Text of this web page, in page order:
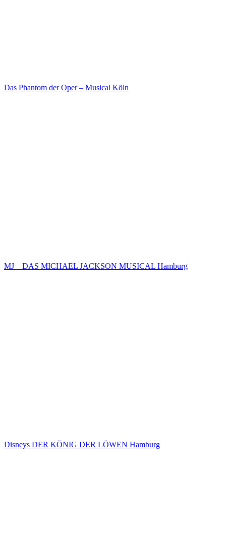
Das Phantom der Oper – Musical Köln
MJ – DAS MICHAEL JACKSON MUSICAL Hamburg
Disneys DER KÖNIG DER LÖWEN Hamburg